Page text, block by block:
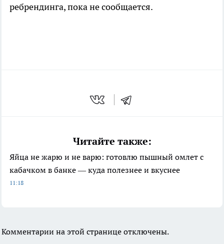
ребрендинга, пока не сообщается.
Читайте также:
Яйца не жарю и не варю: готовлю пышный омлет с
кабачком в банке — куда полезнее и вкуснее
11:18
Комментарии на этой странице отключены.